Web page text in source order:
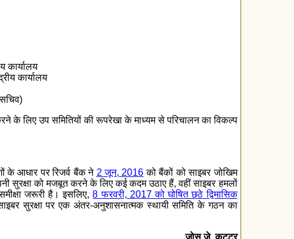
कार्यालय
कार्यालय
के लिए उप समितियों की रूपरेखा के माध्यम से परिचालन का विकल्प
के आधार पर रिजर्व बैंक ने 2 जून, 2016 को बैंकों को साइबर जोखिम
सुरक्षा को मजबूत करने के लिए कई कदम उठाए हैं, वहीं साइबर हमलों
जरूरी है। इसलिए,8 फरवरी, 2017 को घोषित छठे द्विमासिक
सुरक्षा पर एक अंतर-अनुशासनात्मक स्थायी समिति के गठन का
जोस जे. कट्टूर